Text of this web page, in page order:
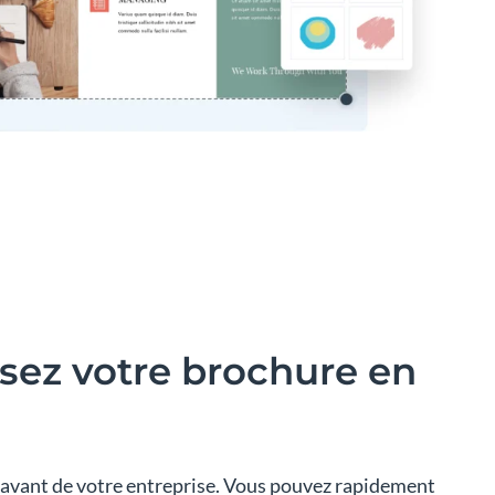
votre brochure en
de votre entreprise. Vous pouvez rapidement